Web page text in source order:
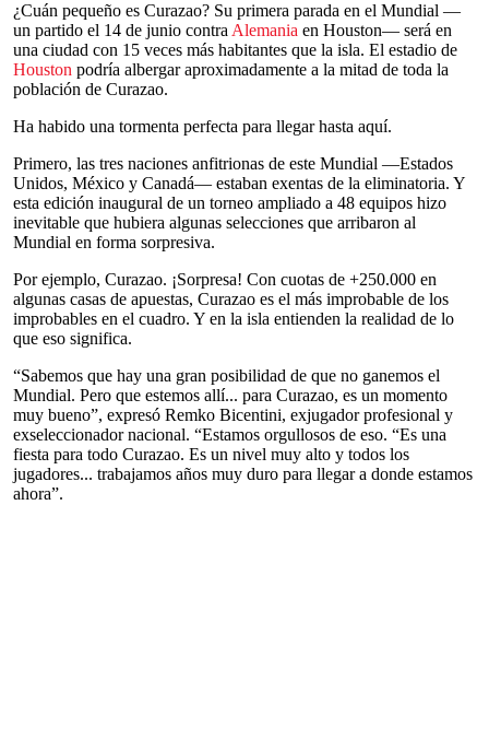
¿Cuán pequeño es Curazao? Su primera parada en el Mundial —
un partido el 14 de junio contra Alemania en Houston— será en
una ciudad con 15 veces más habitantes que la isla. El estadio de
Houston podría albergar aproximadamente a la mitad de toda la
población de Curazao.
Ha habido una tormenta perfecta para llegar hasta aquí.
Primero, las tres naciones anfitrionas de este Mundial —Estados
Unidos, México y Canadá— estaban exentas de la eliminatoria. Y
esta edición inaugural de un torneo ampliado a 48 equipos hizo
inevitable que hubiera algunas selecciones que arribaron al
Mundial en forma sorpresiva.
Por ejemplo, Curazao. ¡Sorpresa! Con cuotas de +250.000 en
algunas casas de apuestas, Curazao es el más improbable de los
improbables en el cuadro. Y en la isla entienden la realidad de lo
que eso significa.
“Sabemos que hay una gran posibilidad de que no ganemos el
Mundial. Pero que estemos allí... para Curazao, es un momento
muy bueno”, expresó Remko Bicentini, exjugador profesional y
exseleccionador nacional. “Estamos orgullosos de eso. “Es una
fiesta para todo Curazao. Es un nivel muy alto y todos los
jugadores... trabajamos años muy duro para llegar a donde estamos
ahora”.